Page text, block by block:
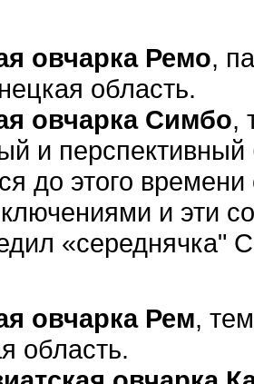
овчарка Ремо,
область.
овчарка Симбо,
и
до этого
и эти
«середнячка"
овчарка Рем,
область.